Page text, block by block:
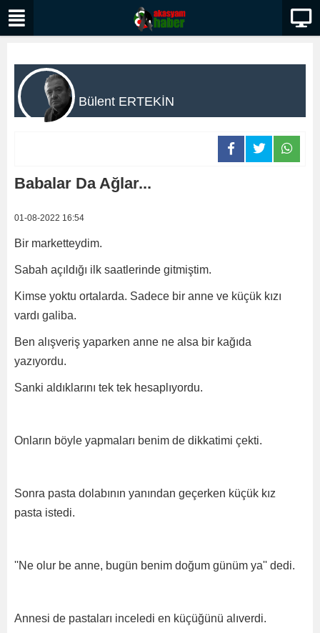
Bülent ERTEKİN
Babalar Da Ağlar...
01-08-2022 16:54
Bir marketteydim.
Sabah açıldığı ilk saatlerinde gitmiştim.
Kimse yoktu ortalarda. Sadece bir anne ve küçük kızı
vardı galiba.
Ben alışveriş yaparken anne ne alsa bir kağıda
yazıyordu.
Sanki aldıklarını tek tek hesaplıyordu.
Onların böyle yapmaları benim de dikkatimi çekti.
Sonra pasta dolabının yanından geçerken küçük kız
pasta istedi.
''Ne olur be anne, bugün benim doğum günüm ya'' dedi.
Annesi de pastaları inceledi en küçüğünü alıverdi.